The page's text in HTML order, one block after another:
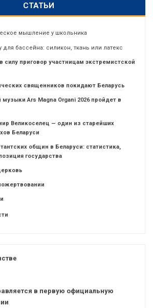
СТАТЬИ
мышление у школьника
для бассейна: силикон, ткань или латекс
силу приговор участницам экстремистской
священников покидают Беларусь
Ars Magna Organi 2026 пройдет в
Великоселец — один из старейших
Беларуси
общин в Беларуси: статистика,
государства
в первую официальную